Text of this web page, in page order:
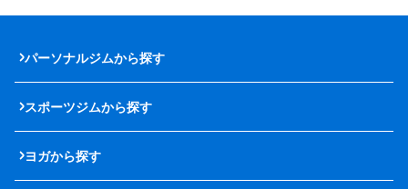
パーソナルジムから探す
スポーツジムから探す
ヨガから探す